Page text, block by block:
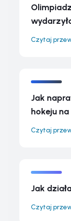
Czytaj
Jak
hokeju
Czytaj
Jak
Czytaj